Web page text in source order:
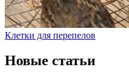
Клетки для перепелов
Новые статьи